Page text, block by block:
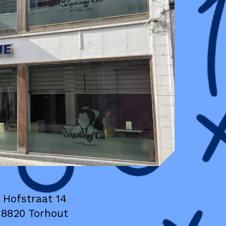
Hofstraat 14
8820 Torhout